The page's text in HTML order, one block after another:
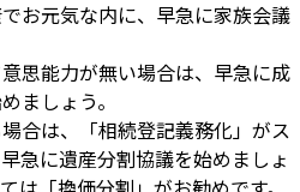
お元気な内に、早急に家族会議
思能力が無い場合は、早急に成
ましょう。
合は、「相続登記義務化」がス
急に遺産分割協議を始めましょ